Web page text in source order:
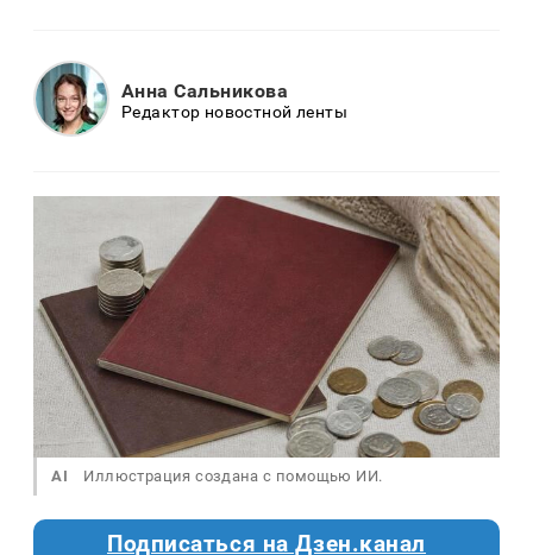
Анна Сальникова
Редактор новостной ленты
AI Иллюстрация создана с помощью ИИ.
Подписаться на Дзен.канал